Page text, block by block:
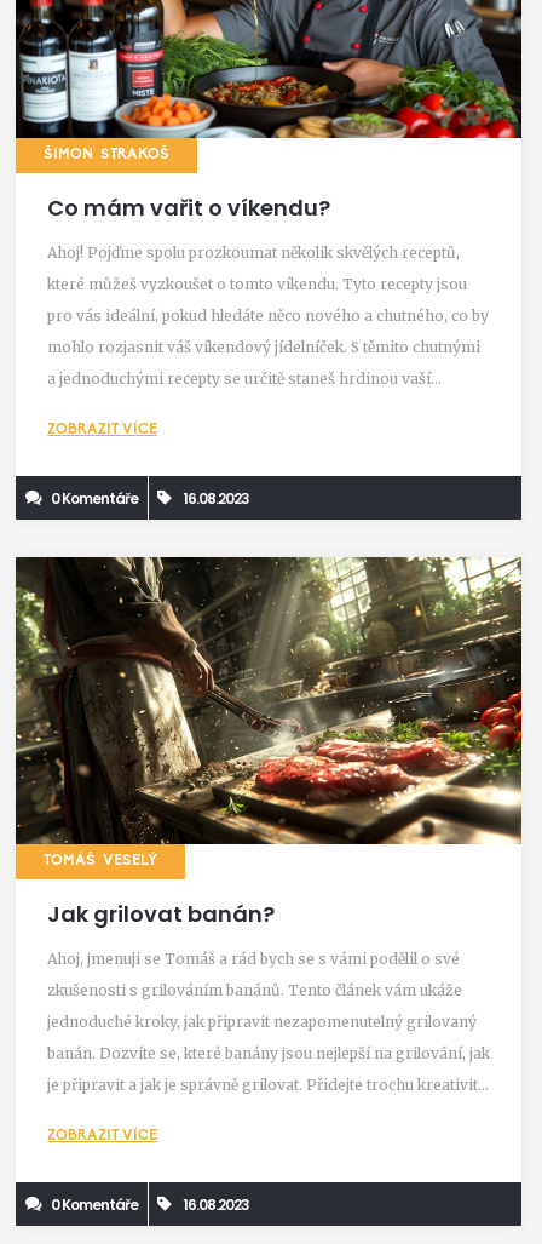
ŠIMON STRAKOŠ
Co mám vařit o víkendu?
Ahoj! Pojďme spolu prozkoumat několik skvělých receptů,
které můžeš vyzkoušet o tomto víkendu. Tyto recepty jsou
pro vás ideální, pokud hledáte něco nového a chutného, co by
mohlo rozjasnit váš víkendový jídelníček. S těmito chutnými
a jednoduchými recepty se určitě staneš hrdinou vaší
nové chuťové dimenze, které přináší naše kulinářské tipy.
ZOBRAZIT VÍCE
0 Komentáře 16.08.2023
TOMÁŠ VESELÝ
Jak grilovat banán?
Ahoj, jmenuji se Tomáš a rád bych se s vámi podělil o své
zkušenosti s grilováním banánů. Tento článek vám ukáže
jednoduché kroky, jak připravit nezapomenutelný grilovaný
banán. Dozvíte se, které banány jsou nejlepší na grilování, jak
je připravit a jak je správně grilovat. Přidejte trochu kreativity
grilování není jen o masu, někdy stačí jen banán!
ZOBRAZIT VÍCE
0 Komentáře 16.08.2023